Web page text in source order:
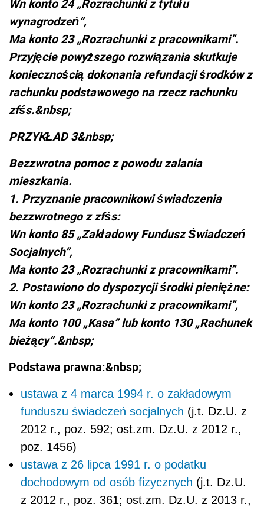
Wn konto 24 „Rozrachunki z tytułu
wynagrodzeń”,
Ma konto 23 „Rozrachunki z pracownikami”.
Przyjęcie powyższego rozwiązania skutkuje
koniecznością dokonania refundacji środków z
rachunku podstawowego na rzecz rachunku
zfśs.&nbsp;
PRZYKŁAD 3&nbsp;
Bezzwrotna pomoc z powodu zalania
mieszkania.
1. Przyznanie pracownikowi świadczenia
bezzwrotnego z zfśs:
Wn konto 85 „Zakładowy Fundusz Świadczeń
Socjalnych”,
Ma konto 23 „Rozrachunki z pracownikami”.
2. Postawiono do dyspozycji środki pieniężne:
Wn konto 23 „Rozrachunki z pracownikami”,
Ma konto 100 „Kasa” lub konto 130 „Rachunek
bieżący”.&nbsp;
Podstawa prawna:&nbsp;
ustawa z 4 marca 1994 r. o zakładowym
funduszu świadczeń socjalnych (j.t. Dz.U. z
2012 r., poz. 592; ost.zm. Dz.U. z 2012 r.,
poz. 1456)
ustawa z 26 lipca 1991 r. o podatku
dochodowym od osób fizycznych (j.t. Dz.U.
z 2012 r., poz. 361; ost.zm. Dz.U. z 2013 r.,